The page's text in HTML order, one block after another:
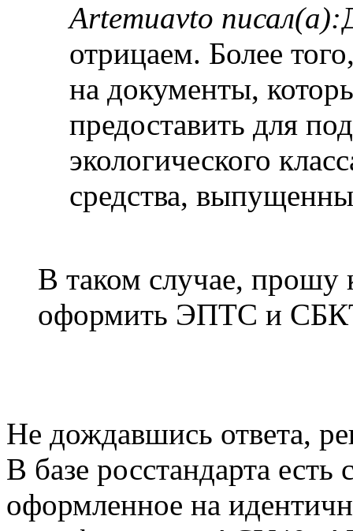
Artemuavto писал(а):
отрицаем. Более
на документы,
предоставить для
экологического
средства,
В таком случае,
оформить ЭПТС и
Не дождавшись ответа,
В базе росстандарта
оформленное на